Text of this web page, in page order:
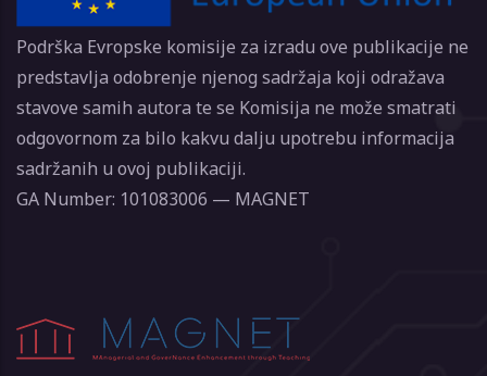
Podrška Evropske komisije za izradu ove publikacije ne
predstavlja odobrenje njenog sadržaja koji odražava
stavove samih autora te se Komisija ne može smatrati
odgovornom za bilo kakvu dalju upotrebu informacija
sadržanih u ovoj publikaciji.
GA Number: 101083006 — MAGNET